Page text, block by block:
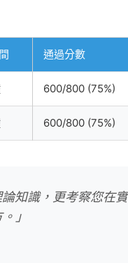
通過分數
600/800 (75%)
600/800 (75%)
知識，更考察您在
」